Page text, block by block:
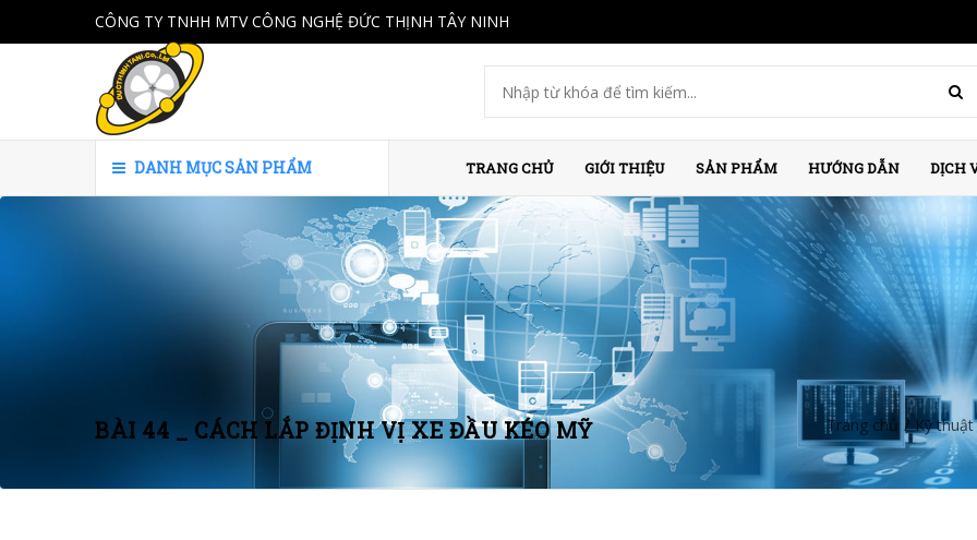
CÔNG TY TNHH MTV CÔNG NGHỆ ĐỨC THỊNH TÂY NINH
DANH MỤC SẢN PHẨM TRANG CHỦ GIỚI THIỆU SẢN PHẨM HƯỚNG DẪN DỊCH
BÀI 44 _ CÁCH LẮP ĐỊNH VỊ XE ĐẦU KÉO MỸ Trang chủ / Kỹ